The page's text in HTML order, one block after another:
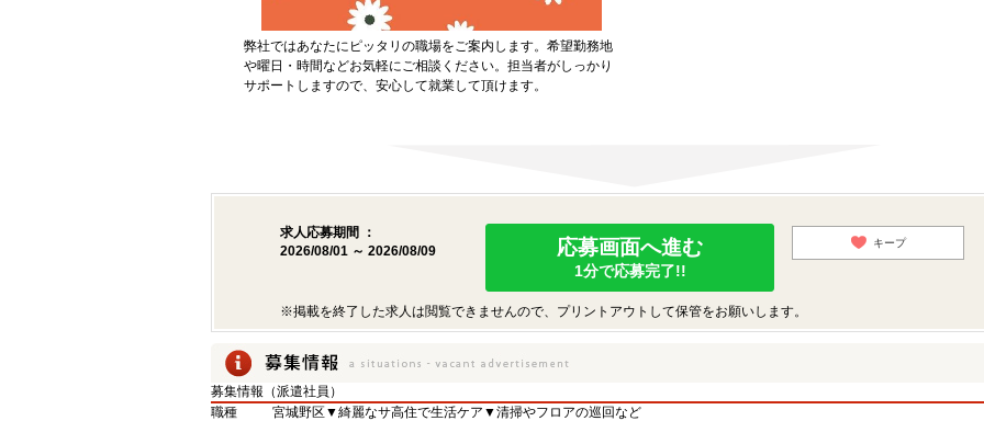
弊社ではあなたにピッタリの職場をご案内します。希望勤務地
や曜日・時間などお気軽にご相談ください。担当者がしっかり
サポートしますので、安心して就業して頂けます。
求人応募期間 ：
2026/08/01 ～ 2026/08/09
応募画面へ進む
1分で応募完了!!
キープ
※掲載を終了した求人は閲覧できませんので、プリントアウトして保管をお願いします。
募集情報（派遣社員）
職種
宮城野区▼綺麗なサ高住で生活ケア▼清掃やフロアの巡回など